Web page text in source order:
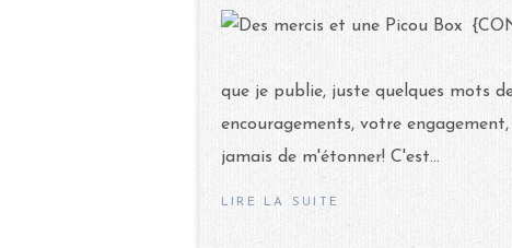
que je publie, juste quelques mots
encouragements, votre
jamais de m'étonner! C'est...
LIRE LA SUITE